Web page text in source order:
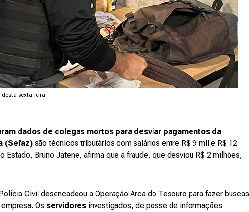
sexta-feira
dados de colegas mortos para desviar pagamentos da
(Sefaz) são técnicos tributários com salários entre R$ 9 mil e R$ 12
Estado, Bruno Jatene, afirma que a fraude, que desviou R$ 2 milhões,
Civil desencadeou a Operação Arca do Tesouro para fazer buscas
Os servidores investigados, de posse de informações